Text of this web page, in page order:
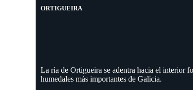
ORTIGUEIRA
La ría de Ortigueira se adentra hacia el interior
humedales más importantes de Galicia.